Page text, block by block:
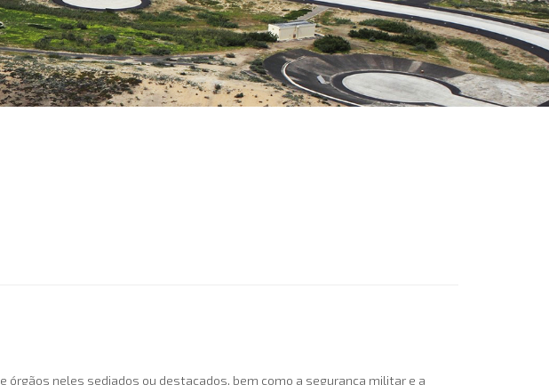
neles sediados ou destacados, bem como a segurança militar e a